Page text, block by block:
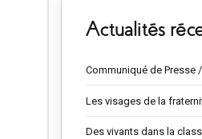
Actualités
Communiqué de Presse
Les visages de la
Des vivants dans la